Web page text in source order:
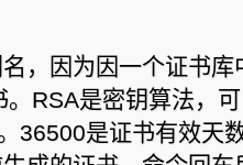
，因为因一个证书库
RSA是密钥算法，
36500是证书有效天